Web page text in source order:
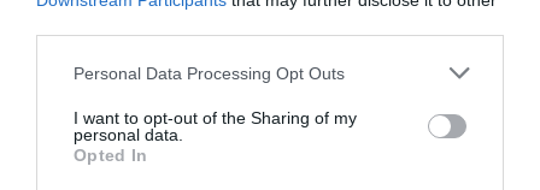
Personal Data Processing Opt Outs
I want to opt-out of the Sharing of my
personal data.
Opted In
apposito link all’interno del servizio.
Johansson (Ue): “L’immigrazione non è una
minaccia, bisogna garantire vie legali per